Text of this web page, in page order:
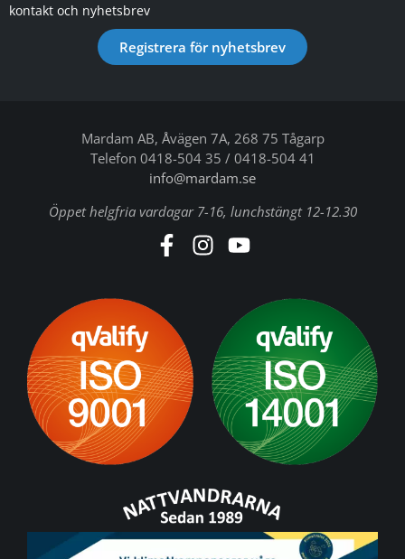
kontakt och nyhetsbrev
Registrera för nyhetsbrev
Mardam AB, Åvägen 7A, 268 75 Tågarp
Telefon 0418-504 35 / 0418-504 41
info@mardam.se
Öppet helgfria vardagar 7-16, lunchstängt 12-12.30